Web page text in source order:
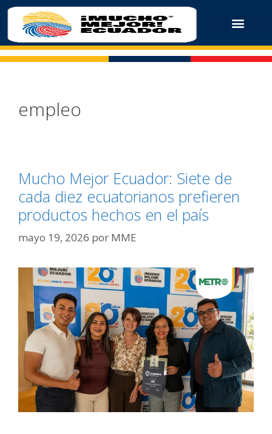
empleo
Mucho Mejor Ecuador: Siete de
cada diez ecuatorianos prefieren
productos hechos en el país
mayo 19, 2026 por MME